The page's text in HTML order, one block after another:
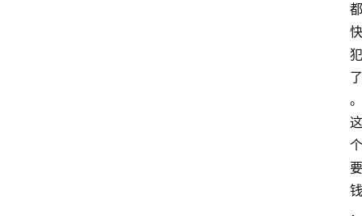
都
快
犯
了
。
这
个
要
钱
，